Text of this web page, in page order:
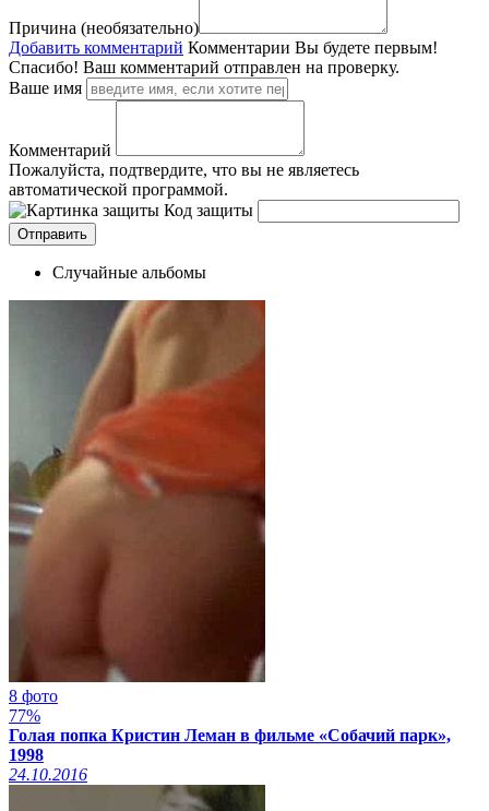
Причина (необязательно)
Добавить комментарий Комментарии Вы будете первым!
Спасибо! Ваш комментарий отправлен на проверку.
Ваше имя
Комментарий
Пожалуйста, подтвердите, что вы не являетесь
автоматической программой.
Код защиты
Случайные альбомы
8 фото
77%
Голая попка Кристин Леман в фильме «Собачий парк»,
1998
24.10.2016